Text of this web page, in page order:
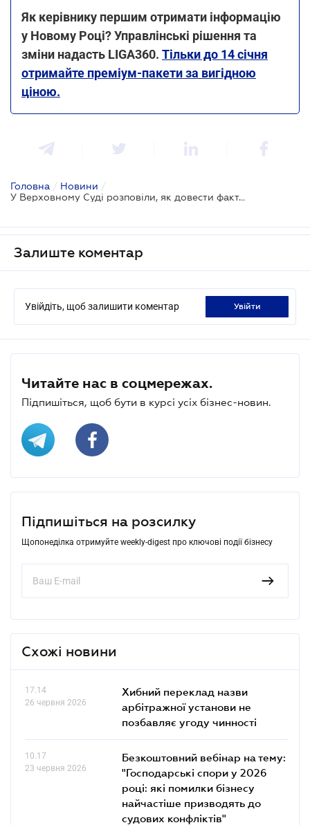
Як керівнику першим отримати інформацію
у Новому Році? Управлінські рішення та
зміни надасть LIGA360. Тільки до 14 січня
отримайте преміум-пакети за вигідною
ціною.
Головна / Новини /
У Верховному Суді розповіли, як довести факт упущеної вигоди
Залиште коментар
Увійдіть, щоб залишити коментар увійти
Читайте нас в соцмережах.
Підпишіться, щоб бути в курсі усіх бізнес-новин.
Підпишіться на розсилку
Щопонеділка отримуйте weekly-digest про ключові події бізнесу
Схожі новини
17.14
26 червня 2026
Хибний переклад назви
арбітражної установи не
позбавляє угоду чинності
10.17
23 червня 2026
Безкоштовний вебінар на тему:
"Господарські спори у 2026
році: які помилки бізнесу
найчастіше призводять до
судових конфліктів"